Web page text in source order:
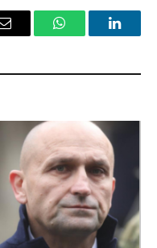
Email WhatsApp